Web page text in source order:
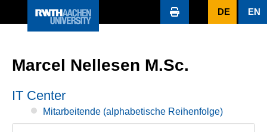
DE EN
Marcel Nellesen M.Sc.
IT Center
Mitarbeitende (alphabetische Reihenfolge)